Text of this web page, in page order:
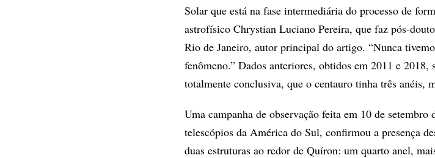
Solar que está na fase intermediária do processo de
astrofísico Chrystian Luciano Pereira, que faz pós-
Rio de Janeiro, autor principal do artigo. “Nunca
fenômeno.” Dados anteriores, obtidos em 2011 e 2018,
totalmente conclusiva, que o centauro tinha três anéis,
Uma campanha de observação feita em 10 de setembro
telescópios da América do Sul, confirmou a presença
duas estruturas ao redor de Quíron: um quarto anel,